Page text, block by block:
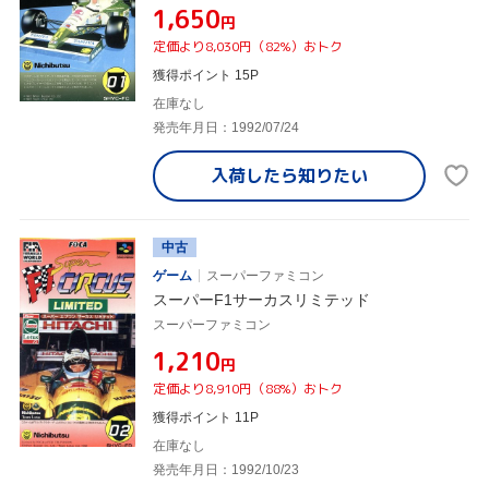
¥1,650円
定価より8,030円（82%）おトク
獲得ポイント 15P
在庫なし
発売年月日：1992/07/24
入荷したら知りたい
中古
ゲーム
スーパーファミコン
スーパーF1サーカスリミテッド
スーパーファミコン
¥1,210円
定価より8,910円（88%）おトク
獲得ポイント 11P
在庫なし
発売年月日：1992/10/23